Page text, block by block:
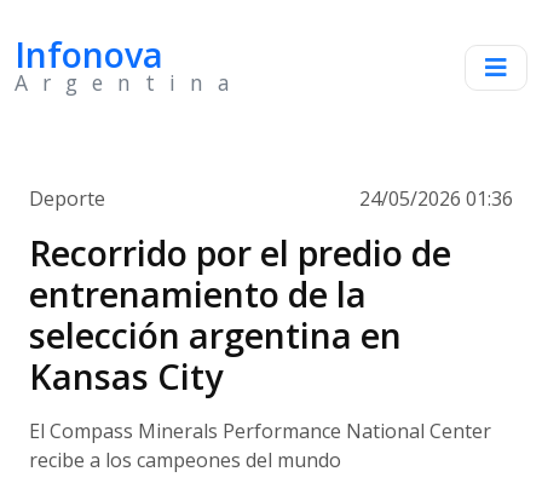
Infonova
Argentina
Deporte 24/05/2026 01:36
Recorrido por el predio de
entrenamiento de la
selección argentina en
Kansas City
El Compass Minerals Performance National Center
recibe a los campeones del mundo